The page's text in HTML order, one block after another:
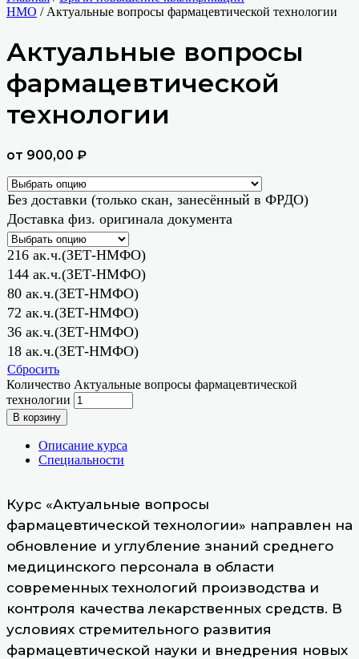
НМО / Актуальные вопросы фармацевтической технологии
Актуальные вопросы
фармацевтической
технологии
от 900,00 ₽
Без доставки (только скан, занесённый в ФРДО)
Доставка физ. оригинала документа
216 ак.ч.(ЗЕТ-НМФО)
144 ак.ч.(ЗЕТ-НМФО)
80 ак.ч.(ЗЕТ-НМФО)
72 ак.ч.(ЗЕТ-НМФО)
36 ак.ч.(ЗЕТ-НМФО)
18 ак.ч.(ЗЕТ-НМФО)
Сбросить
Количество Актуальные вопросы фармацевтической
технологии
В корзину
Описание курса
Специальности
Курс «Актуальные вопросы
фармацевтической технологии» направлен на
обновление и углубление знаний среднего
медицинского персонала в области
современных технологий производства и
контроля качества лекарственных средств. В
условиях стремительного развития
фармацевтической науки и внедрения новых